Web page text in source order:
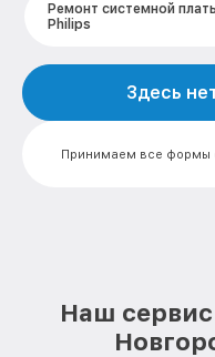
Ремонт системной
Philips
Замена светодиода
Замена блока розжига
Замена матрицы
Принимаем все формы
Здесь
Наш